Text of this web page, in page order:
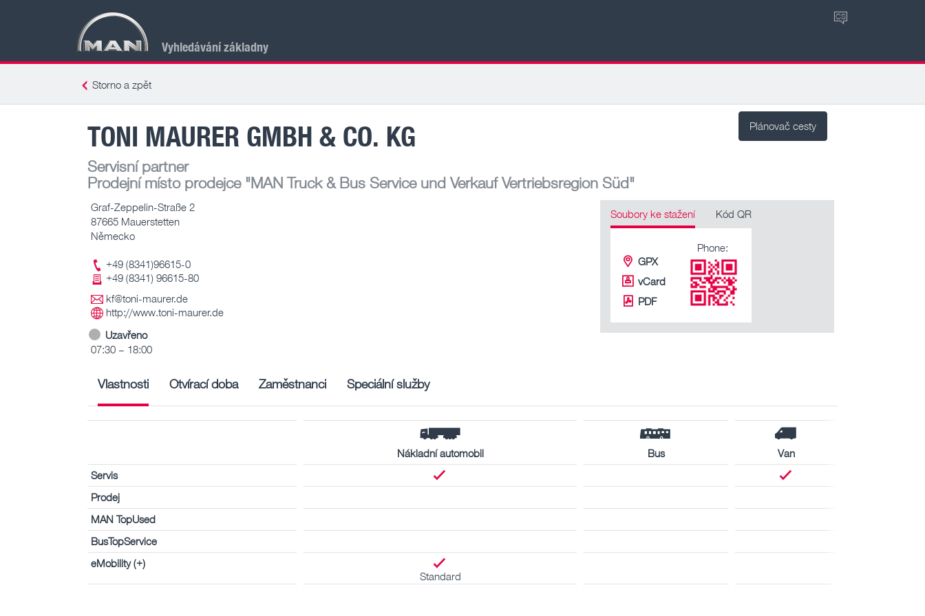
Vyhledávání základny
CS
Storno a zpět
Plánovač cesty
TONI MAURER GMBH & CO. KG
Servisní partner
Prodejní místo prodejce"MAN Truck & Bus Service und Verkauf Vertriebsregion Süd"
Graf-Zeppelin-Straße 2
87665 Mauerstetten
Německo
+49 (8341)96615-0
+49 (8341) 96615-80
kf@toni-maurer.de
http://www.toni-maurer.de
Uzavřeno
07:30 – 18:00
Soubory ke stažení Kód QR
GPX
vCard
PDF
Phone:
Vlastnosti Otvírací doba Zaměstnanci Speciální služby
Nákladní automobil Bus
Van
Servis
Prodej
MAN TopUsed
BusTopService
eMobility (+)
Standard